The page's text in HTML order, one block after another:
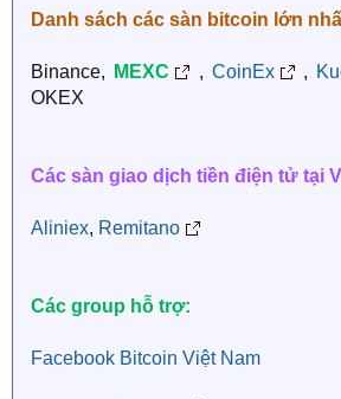
Danh sách các sàn bitcoin lớn
Binance, MEXC , CoinEx ,
OKEX
Các sàn giao dịch tiền điện tử tại
Aliniex, Remitano
Các group hỗ trợ:
Facebook Bitcoin Việt Nam